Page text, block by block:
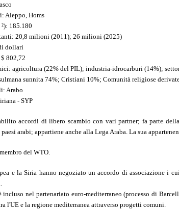
: Aleppo, Homs
185.180
: 20,8 milioni (2011); 26 milioni (2025)
dollari
$ 802,72
: agricoltura (22% del PIL); industria-idrocarburi (14%);
sunnita 74%; Cristiani 10%; Comunità religiose
: Arabo
- SYP
accordi di libero scambio con vari partner; fa parte
arabi; appartiene anche alla Lega Araba. La sua
del WTO.
e la Siria hanno negoziato un accordo di associazione i
incluso nel partenariato euro-mediterraneo (processo di
l'UE e la regione mediterranea attraverso progetti comuni.